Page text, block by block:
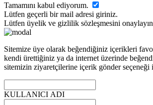
Tamamını kabul ediyorum.
Lütfen geçerli bir mail adresi giriniz.
Lütfen üyelik ve gizlilik sözleşmesini
Sitemize üye olarak beğendiğiniz içerikleri
kendi ürettiğiniz ya da internet üzerinde
sitemizin ziyaretçilerine içerik gönder seçeneği
KULLANICI ADI